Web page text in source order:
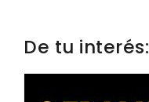
De tu interés: